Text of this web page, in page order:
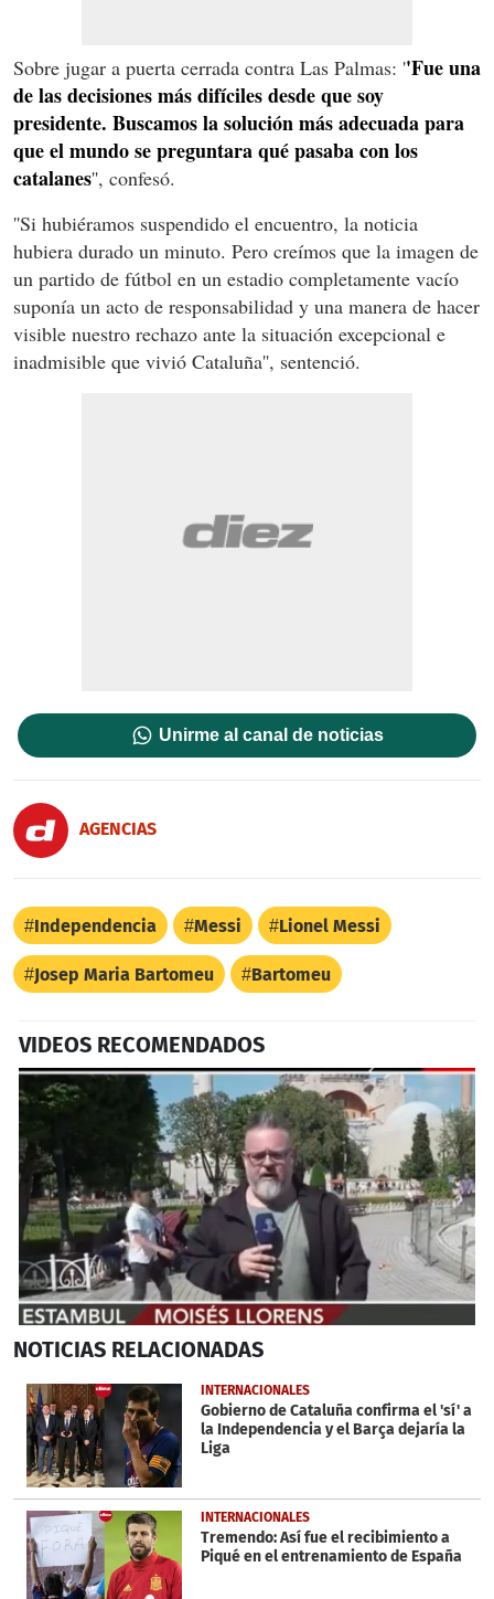
Sobre jugar a puerta cerrada contra Las Palmas: ''Fue una
de las decisiones más difíciles desde que soy
presidente. Buscamos la solución más adecuada para
que el mundo se preguntara qué pasaba con los
catalanes'', confesó.
''Si hubiéramos suspendido el encuentro, la noticia
hubiera durado un minuto. Pero creímos que la imagen de
un partido de fútbol en un estadio completamente vacío
suponía un acto de responsabilidad y una manera de hacer
visible nuestro rechazo ante la situación excepcional e
inadmisible que vivió Cataluña'', sentenció.
Unirme al canal de noticias
AGENCIAS
Independencia Messi Lionel Messi
Josep Maria Bartomeu Bartomeu
VIDEOS RECOMENDADOS
seconds
2
minutes,
38
seconds
NOTICIAS RELACIONADAS
INTERNACIONALES
Gobierno de Cataluña confirma el 'sí' a
la Independencia y el Barça dejaría la
Liga
INTERNACIONALES
Tremendo: Así fue el recibimiento a
Piqué en el entrenamiento de España